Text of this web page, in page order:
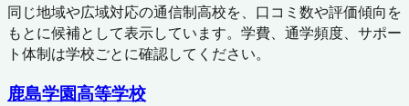
同じ地域や広域対応の通信制高校を、口コミ数や評価傾向を
もとに候補として表示しています。学費、通学頻度、サポー
ト体制は学校ごとに確認してください。
鹿島学園高等学校